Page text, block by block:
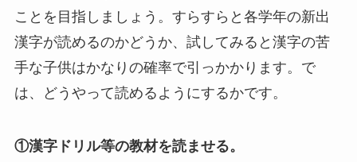
ことを目指しましょう。すらすらと各学年の新出
漢字が読めるのかどうか、試してみると漢字の苦
手な子供はかなりの確率で引っかかります。で
は、どうやって読めるようにするかです。
①漢字ドリル等の教材を読ませる。